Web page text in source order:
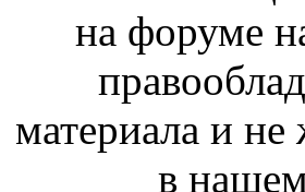
на форуме
материала и не
в